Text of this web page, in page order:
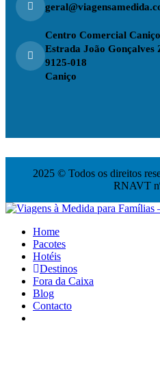
Centro Comercial
Estrada João Gonçalves
9125-018
Caniço
2025 © Todos os direitos
RNAVT
Home
Pacotes
Hotéis
Destinos
Fora da Caixa
Blog
Contacto